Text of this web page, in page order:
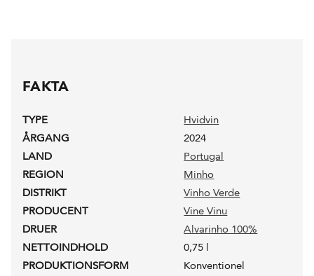
FAKTA
TYPE
Hvidvin
ÅRGANG
2024
LAND
Portugal
REGION
Minho
DISTRIKT
Vinho Verde
PRODUCENT
Vine Vinu
DRUER
Alvarinho 100%
NETTOINDHOLD
0,75 l
PRODUKTIONSFORM
Konventionel